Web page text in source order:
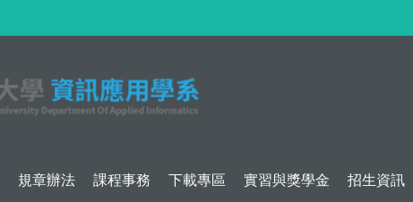
:::
規章辦法 課程事務 下載專區 實習與獎學金 招生資訊